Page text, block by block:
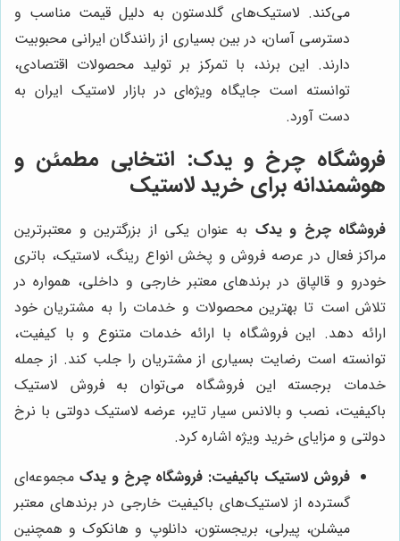
می‌کند. لاستیک‌های گلدستون به دلیل قیمت مناسب و
دسترسی آسان، در بین بسیاری از رانندگان ایرانی محبوبیت
دارند. این برند، با تمرکز بر تولید محصولات اقتصادی،
توانسته است جایگاه ویژه‌ای در بازار لاستیک ایران به
دست آورد.
فروشگاه چرخ و یدک: انتخابی مطمئن و
هوشمندانه برای خرید لاستیک
فروشگاه چرخ و یدک به عنوان یکی از بزرگترین و معتبرترین
مراکز فعال در عرصه فروش و پخش انواع رینگ، لاستیک، باتری
خودرو و قالپاق در برندهای معتبر خارجی و داخلی، همواره در
تلاش است تا بهترین محصولات و خدمات را به مشتریان خود
ارائه دهد. این فروشگاه با ارائه خدمات متنوع و با کیفیت،
توانسته است رضایت بسیاری از مشتریان را جلب کند. از جمله
خدمات برجسته این فروشگاه می‌توان به فروش لاستیک
باکیفیت، نصب و بالانس سیار تایر، عرضه لاستیک دولتی با نرخ
دولتی و مزایای خرید ویژه اشاره کرد.
فروش لاستیک باکیفیت: فروشگاه چرخ و یدک مجموعه‌ای
گسترده از لاستیک‌های باکیفیت خارجی در برندهای معتبر
میشلن، پیرلی، بریجستون، دانلوپ و هانکوک و همچنین